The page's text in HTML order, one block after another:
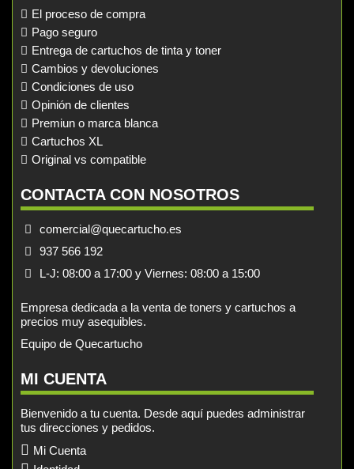
El proceso de compra
Pago seguro
Entrega de cartuchos de tinta y toner
Cambios y devoluciones
Condiciones de uso
Opinión de clientes
Premiun o marca blanca
Cartuchos XL
Original vs compatible
CONTACTA CON NOSOTROS
comercial@quecartucho.es
937 566 192
L-J: 08:00 a 17:00 y Viernes: 08:00 a 15:00
Empresa dedicada a la venta de toners y cartuchos a
precios muy asequibles.
Equipo de Quecartucho
MI CUENTA
Bienvenido a tu cuenta. Desde aquí puedes administrar
tus direcciones y pedidos.
Mi Cuenta